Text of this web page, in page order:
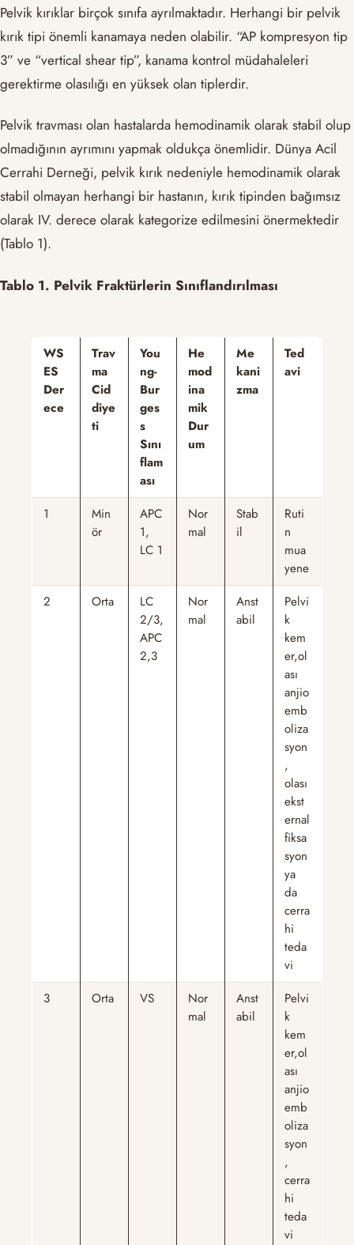
Pelvik kırıklar birçok sınıfa ayrılmaktadır. Herhangi bir pelvik
kırık tipi önemli kanamaya neden olabilir. “AP kompresyon tip
3” ve “vertical shear tip”, kanama kontrol müdahaleleri
gerektirme olasılığı en yüksek olan tiplerdir.
Pelvik travması olan hastalarda hemodinamik olarak stabil olup
olmadığının ayrımını yapmak oldukça önemlidir. Dünya Acil
Cerrahi Derneği, pelvik kırık nedeniyle hemodinamik olarak
stabil olmayan herhangi bir hastanın, kırık tipinden bağımsız
olarak IV. derece olarak kategorize edilmesini önermektedir
(Tablo 1).
Tablo 1. Pelvik Fraktürlerin Sınıflandırılması
WS
ES
Der
ece
Trav
ma
Cid
diye
ti
You
ng-
Bur
ges
s
Sını
flam
ası
He
mod
ina
mik
Dur
um
Me
kani
zma
Ted
avi
1
Min
ör
APC
1,
LC 1
Nor
mal
Stab
il
Ruti
n
mua
yene
2
Orta
LC
2/3,
APC
2,3
Nor
mal
Anst
abil
Pelvi
k
kem
er,ol
ası
anjio
emb
oliza
syon
,
olası
ekst
ernal
fiksa
syon
ya
da
cerra
hi
teda
vi
3
Orta VS
Nor
mal
Anst
abil
Pelvi
k
kem
er,ol
ası
anjio
emb
oliza
syon
,
cerra
hi
teda
vi